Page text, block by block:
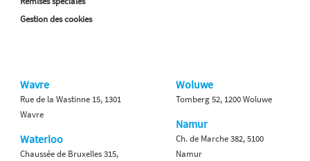
Gestion des cookies
Wavre
Rue de la Wastinne 15, 1301
Wavre
Waterloo
Chaussée de Bruxelles 315,
Woluwe
Tomberg 52, 1200 Woluwe
Namur
Ch. de Marche 382, 5100
Namur